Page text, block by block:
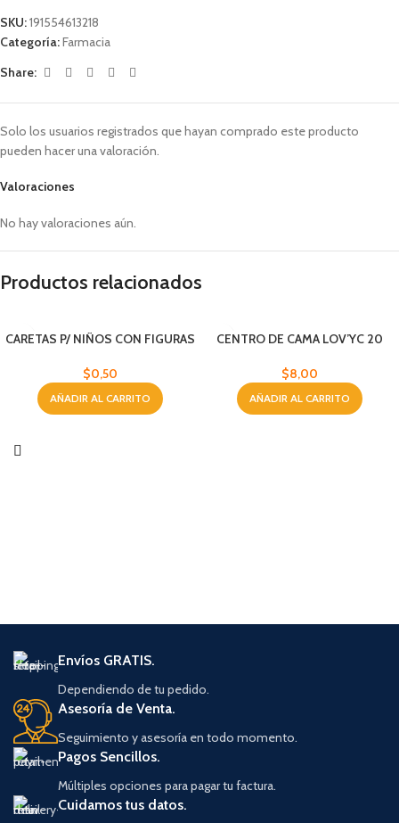
SKU:191554613218
Categoría:Farmacia
Share:
Valoraciones
No hay valoraciones aún.
Solo los usuarios registrados que hayan comprado este producto
pueden hacer una valoración.
Productos relacionados
CARETAS P/ NIÑOS CON FIGURAS
$0,50
AÑADIR AL CARRITO
CENTRO DE CAMA LOV’YC 20
$8,00
AÑADIR AL CARRITO
Envíos GRATIS.
Dependiendo de tu pedido.
Asesoría de Venta.
Seguimiento y asesoría en todo momento.
Pagos Sencillos.
Múltiples opciones para pagar tu factura.
Cuidamos tus datos.